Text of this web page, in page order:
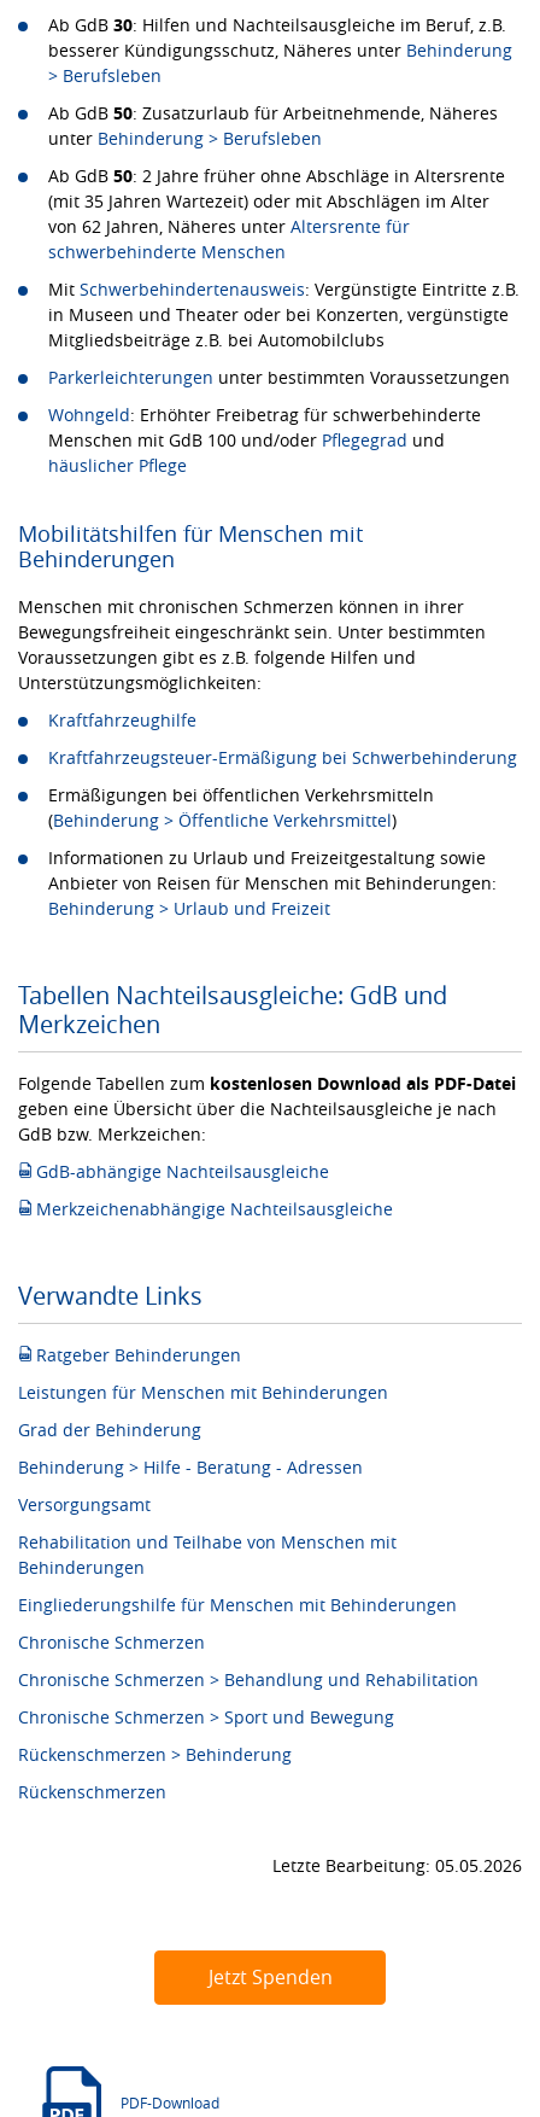
Ab GdB 30: Hilfen und Nachteilsausgleiche im Beruf, z.B.
besserer Kündigungsschutz, Näheres unter Behinderung
> Berufsleben
Ab GdB 50: Zusatzurlaub für Arbeitnehmende, Näheres
unter Behinderung > Berufsleben
Ab GdB 50: 2 Jahre früher ohne Abschläge in Altersrente
(mit 35 Jahren Wartezeit) oder mit Abschlägen im Alter
von 62 Jahren, Näheres unter Altersrente für
schwerbehinderte Menschen
Mit Schwerbehindertenausweis: Vergünstigte Eintritte z.B.
in Museen und Theater oder bei Konzerten, vergünstigte
Mitgliedsbeiträge z.B. bei Automobilclubs
Parkerleichterungen unter bestimmten Voraussetzungen
Wohngeld: Erhöhter Freibetrag für schwerbehinderte
Menschen mit GdB 100 und/oder Pflegegrad und
häuslicher Pflege
Mobilitätshilfen für Menschen mit
Behinderungen
Menschen mit chronischen Schmerzen können in ihrer
Bewegungsfreiheit eingeschränkt sein. Unter bestimmten
Voraussetzungen gibt es z.B. folgende Hilfen und
Unterstützungsmöglichkeiten:
Kraftfahrzeughilfe
Kraftfahrzeugsteuer-Ermäßigung bei Schwerbehinderung
Ermäßigungen bei öffentlichen Verkehrsmitteln
(Behinderung > Öffentliche Verkehrsmittel)
Informationen zu Urlaub und Freizeitgestaltung sowie
Anbieter von Reisen für Menschen mit Behinderungen:
Behinderung > Urlaub und Freizeit
Tabellen Nachteilsausgleiche: GdB und
Merkzeichen
Folgende Tabellen zum kostenlosen Download als PDF-Datei
geben eine Übersicht über die Nachteilsausgleiche je nach
GdB bzw. Merkzeichen:
GdB-abhängige Nachteilsausgleiche
Merkzeichenabhängige Nachteilsausgleiche
Verwandte Links
Ratgeber Behinderungen
Leistungen für Menschen mit Behinderungen
Grad der Behinderung
Behinderung > Hilfe - Beratung - Adressen
Versorgungsamt
Rehabilitation und Teilhabe von Menschen mit
Behinderungen
Eingliederungshilfe für Menschen mit Behinderungen
Chronische Schmerzen
Chronische Schmerzen > Behandlung und Rehabilitation
Chronische Schmerzen > Sport und Bewegung
Rückenschmerzen > Behinderung
Rückenschmerzen
Letzte Bearbeitung: 05.05.2026
Jetzt Spenden
PDF-Download